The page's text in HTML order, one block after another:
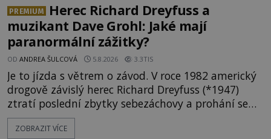
PREMIUM
Herec Richard Dreyfuss a
muzikant Dave Grohl: Jaké mají
paranormální zážitky?
OD ANDREA ŠULCOVÁ 5.8.2026 3.3TIS
Je to jízda s větrem o závod. V roce 1982 americký
drogově závislý herec Richard Dreyfuss (*1947)
ztratí poslední zbytky sebezáchovy a prohání se
po silnicích ve svém mercedesu jako utržený ze
řetězu. Vše vyvrcholí katastrofou, když to Dreyfuss
ZOBRAZIT VÍCE